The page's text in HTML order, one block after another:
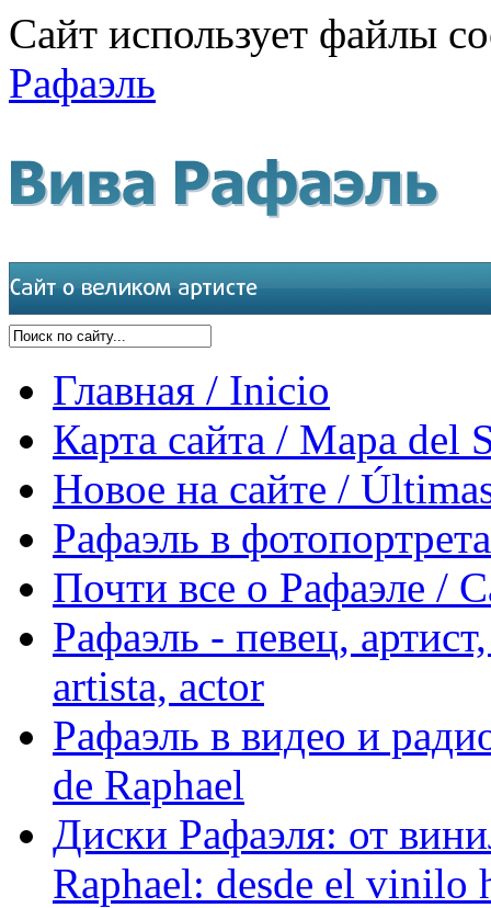
Сайт использует файлы
Рафаэль
Главная / Inicio
Карта сайта / Mapa del
Новое на сайте /
Рафаэль в
Почти все о Рафаэле /
Рафаэль - певец,
artista, actor
Рафаэль в видео и
de Raphael
Диски Рафаэля: от
Raphael: desde el vinilo